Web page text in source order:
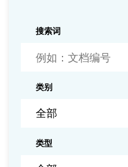
搜索词
类别
类型